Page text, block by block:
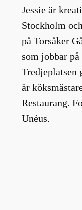
Jessie är
Stockholm
på Torsåker
som jobbar
är
Restaurang.
Unéus.